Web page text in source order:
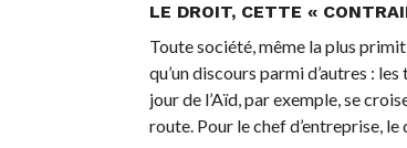
LE DROIT, CETTE «
Toute société, même la plus
qu’un discours parmi d’autres :
jour de l’Aïd, par exemple, se
route. Pour le chef d’entreprise,